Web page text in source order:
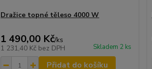
Dražice topné těleso 4000 W
1 490,00 Kč/ks
1 231,40 Kč bez DPH Skladem 2 ks
Přidat do košíku